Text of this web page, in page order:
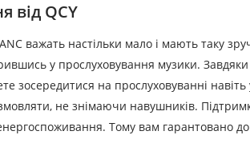
від QCY
важать настільки мало і мають таку
у прослуховування музики.
зосередитися на прослуховуванні навіть
не знімаючи навушників.
Тому вам гарантовано